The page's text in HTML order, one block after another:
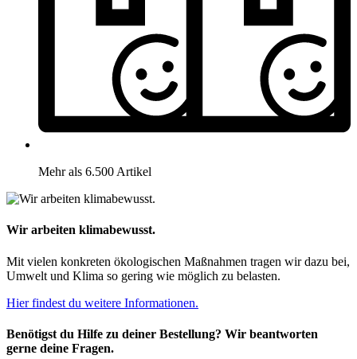
Mehr als 6.500 Artikel
Wir arbeiten klimabewusst.
Mit vielen konkreten ökologischen Maßnahmen tragen wir dazu bei,
Umwelt und Klima so gering wie möglich zu belasten.
Hier findest du weitere Informationen.
Benötigst du Hilfe zu deiner Bestellung? Wir beantworten
gerne deine Fragen.